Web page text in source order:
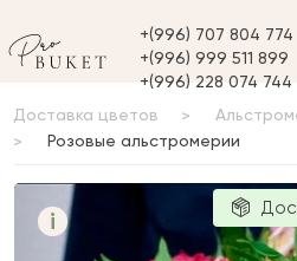
+(996) 707 804 774
+(996) 999 511 899
+(996) 228 074 744
Доставка цветов
Розовые альстромерии
i